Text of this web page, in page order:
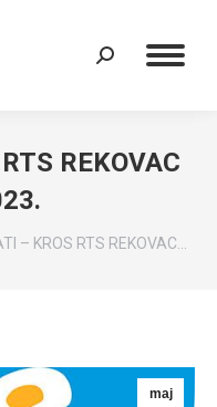
Search:
REKOVAC
– KROS RTS REKOVAC…
maj